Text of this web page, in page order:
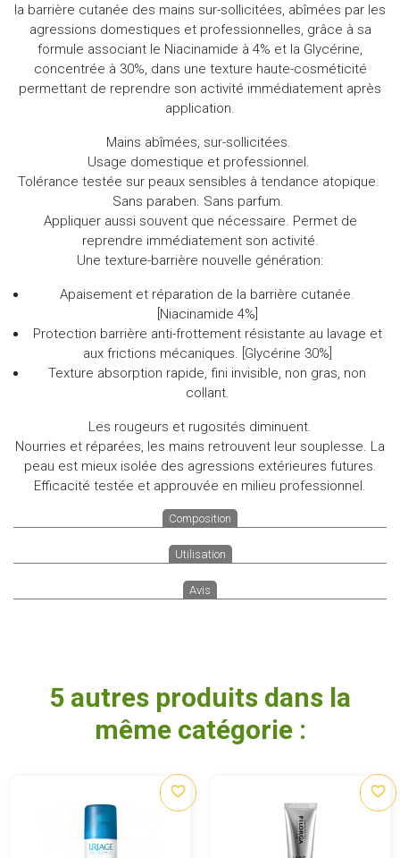
la barrière cutanée des mains sur-sollicitées, abîmées par les
agressions domestiques et professionnelles, grâce à sa
formule associant le Niacinamide à 4% et la Glycérine,
concentrée à 30%, dans une texture haute-cosméticité
permettant de reprendre son activité immédiatement après
application.
Mains abîmées, sur-sollicitées.
Usage domestique et professionnel.
Tolérance testée sur peaux sensibles à tendance atopique.
Sans paraben. Sans parfum.
Appliquer aussi souvent que nécessaire. Permet de
reprendre immédiatement son activité.
Une texture-barrière nouvelle génération:
Apaisement et réparation de la barrière cutanée.
[Niacinamide 4%]
Protection barrière anti-frottement résistante au lavage et
aux frictions mécaniques. [Glycérine 30%]
Texture absorption rapide, fini invisible, non gras, non
collant.
Les rougeurs et rugosités diminuent.
Nourries et réparées, les mains retrouvent leur souplesse. La
peau est mieux isolée des agressions extérieures futures.
Efficacité testée et approuvée en milieu professionnel.
Composition
Utilisation
Avis
5 autres produits dans la
même catégorie :
favorite_border favorite_border